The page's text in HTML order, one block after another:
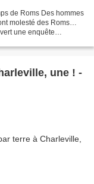
de Roms Des hommes
molesté des Roms…
une enquête
une ! -